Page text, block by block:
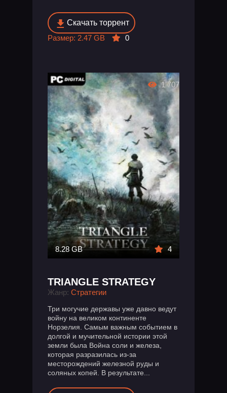
Скачать торрент
Размер: 2.47 GB
0
8.28 GB 4
TRIANGLE STRATEGY
Жанр: Стратегии
Три могучие державы уже давно ведут
войну на великом континенте
Норзелия. Самым важным событием в
долгой и мучительной истории этой
земли была Война соли и железа,
которая разразилась из-за
месторождений железной руды и
соляных копей. В результате...
1 707